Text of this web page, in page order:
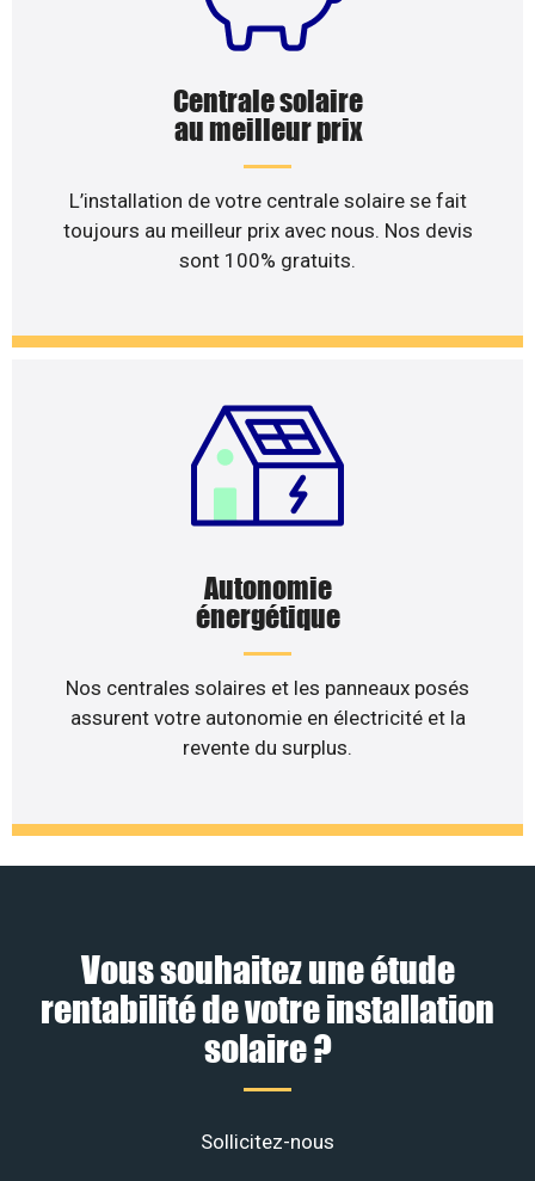
Centrale solaire
au meilleur prix
L’installation de votre centrale solaire se fait
toujours au meilleur prix avec nous. Nos devis
sont 100% gratuits.
Autonomie
énergétique
Nos centrales solaires et les panneaux posés
assurent votre autonomie en électricité et la
revente du surplus.
Vous souhaitez une étude
rentabilité de votre installation
solaire ?
Sollicitez-nous